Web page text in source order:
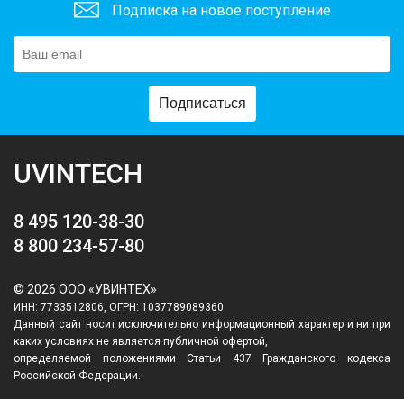
Подписка на новое поступление
Подписаться
UVINTECH
8 495 120-38-30
8 800 234-57-80
© 2026 ООО «УВИНТЕХ»
ИНН: 7733512806, ОГРН: 1037789089360
Данный сайт носит исключительно информационный характер и ни при
каких условиях не является публичной офертой,
определяемой положениями Статьи 437 Гражданского кодекса
Российской Федерации.